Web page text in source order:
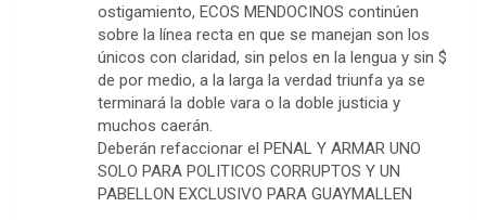
ostigamiento, ECOS MENDOCINOS continúen
sobre la línea recta en que se manejan son los
únicos con claridad, sin pelos en la lengua y sin $
de por medio, a la larga la verdad triunfa ya se
terminará la doble vara o la doble justicia y
muchos caerán.
Deberán refaccionar el PENAL Y ARMAR UNO
SOLO PARA POLITICOS CORRUPTOS Y UN
PABELLON EXCLUSIVO PARA GUAYMALLEN